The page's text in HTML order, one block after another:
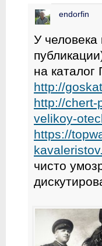
endorfin
У
на
http://
http://chert-
velikoy-
https://
чисто